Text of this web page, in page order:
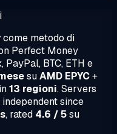
come metodo di
Perfect Money
PayPal, BTC, ETH e
suAMD EPYC+
13 regioni. Servers
since
, rated 4.6 / 5su